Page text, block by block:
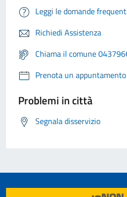
Leggi le domande
Richiedi Assistenza
Chiama il comune
Prenota un appuntamento
Problemi in città
Segnala disservizio